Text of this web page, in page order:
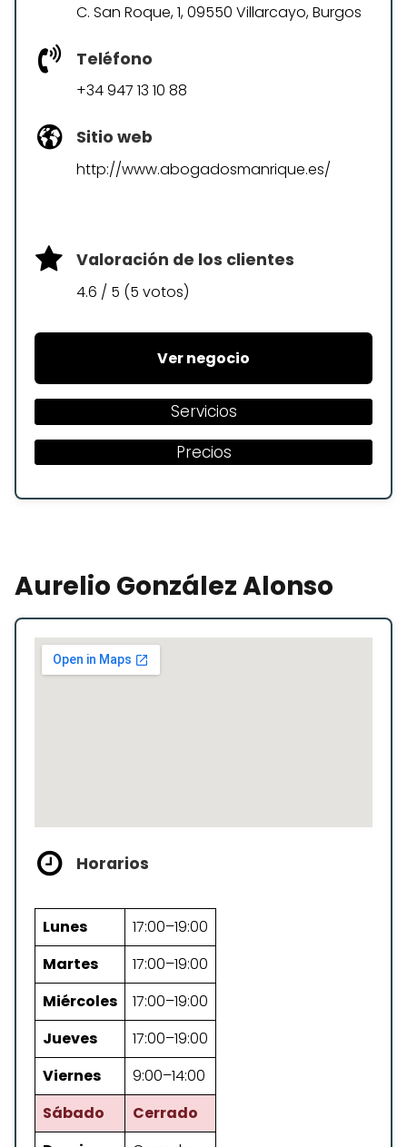
C. San Roque, 1, 09550 Villarcayo, Burgos
Teléfono
+34 947 13 10 88
Sitio web
http://www.abogadosmanrique.es/
Valoración de los clientes
4.6 / 5 (5 votos)
Ver negocio
Servicios
Precios
Aurelio González Alonso
Horarios
Lunes
17:00–19:00
Martes
17:00–19:00
Miércoles
17:00–19:00
Jueves
17:00–19:00
Viernes
9:00–14:00
Sábado
Cerrado